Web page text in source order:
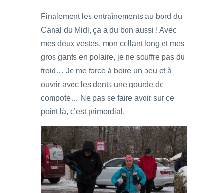
Finalement les entraînements au bord du
Canal du Midi, ça a du bon aussi ! Avec
mes deux vestes, mon collant long et mes
gros gants en polaire, je ne souffre pas du
froid… Je me force à boire un peu et à
ouvrir avec les dents une gourde de
compote… Ne pas se faire avoir sur ce
point là, c’est primordial.